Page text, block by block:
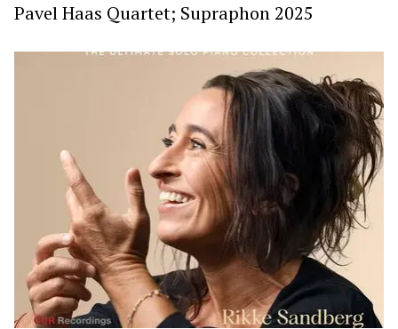
Pavel Haas Quartet; Supraphon 2025